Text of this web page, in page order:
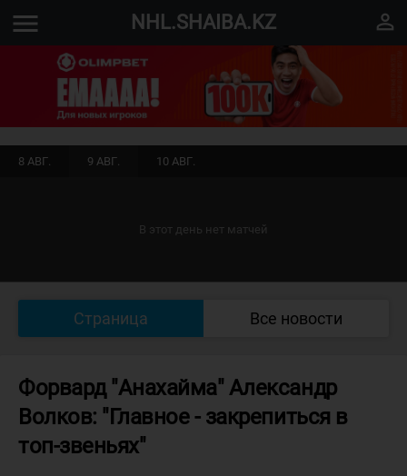
menu NHL.SHAIBA.KZ perm_identity
8 АВГ. 9 АВГ. 10 АВГ.
В этот день нет матчей
Страница Все новости
Форвард "Анахайма" Александр
Волков: "Главное - закрепиться в
топ-звеньях"